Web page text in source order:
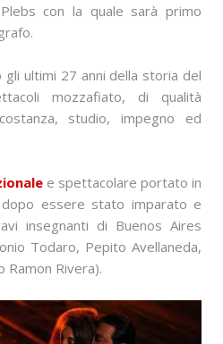
con la quale sarà primo
gli ultimi 27 anni della storia del
mozzafiato, di qualità
studio, impegno ed
e spettacolare portato in
essere stato imparato e
insegnanti di Buenos Aires
Todaro, Pepito Avellaneda,
Ramon Rivera).